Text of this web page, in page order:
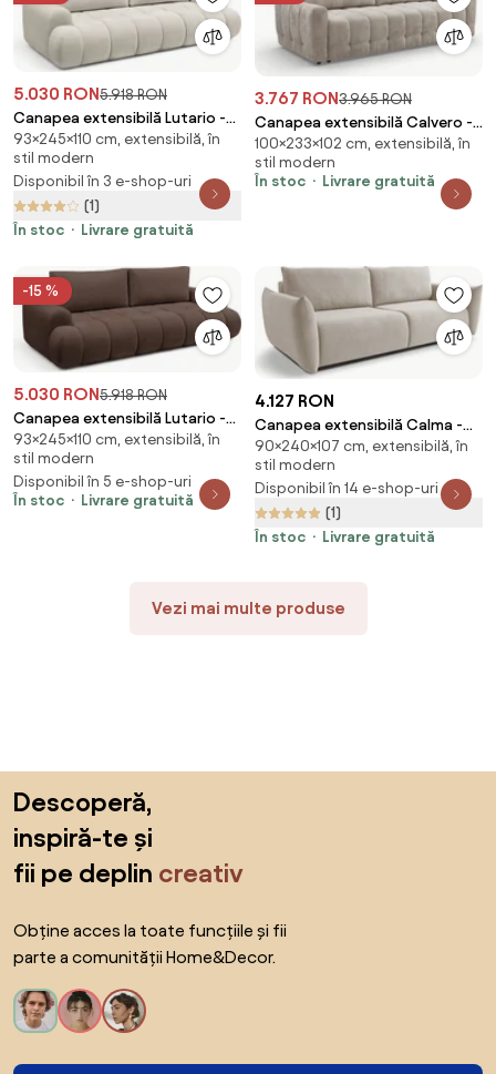
5.030 RON5.918 RON
Canapea extensibilă Lutario -
chenille bej deschis Vibe 06
93×245×110 cm, extensibilă, în
stil modern
Disponibil în 3 e-shop-uri
(1)
În stoc
Livrare gratuită
3.767 RON3.965 RON
Canapea extensibilă Calvero -
țesătură bej Kiara 852
100×233×102 cm, extensibilă, în
stil modern
În stoc
Livrare gratuită
-15 %
5.030 RON5.918 RON
Canapea extensibilă Lutario -
șenilă maro Vibe 26
93×245×110 cm, extensibilă, în
stil modern
Disponibil în 5 e-shop-uri
În stoc
Livrare gratuită
4.127 RON
Canapea extensibilă Calma -
tricot bej hidrofob Curio 09
90×240×107 cm, extensibilă, în
stil modern
Disponibil în 14 e-shop-uri
(1)
În stoc
Livrare gratuită
Vezi mai multe produse
Descoperă,
inspiră-te și
fii pe deplin creativ
Obține acces la toate funcțiile și fii
parte a comunității Home&Decor.